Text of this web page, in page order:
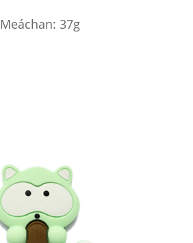
Meáchan: 37g